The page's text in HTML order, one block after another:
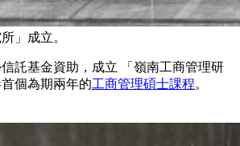
」成立。
託基金資助，成立 「嶺南工商管理研
個為期兩年的工商管理碩士課程。